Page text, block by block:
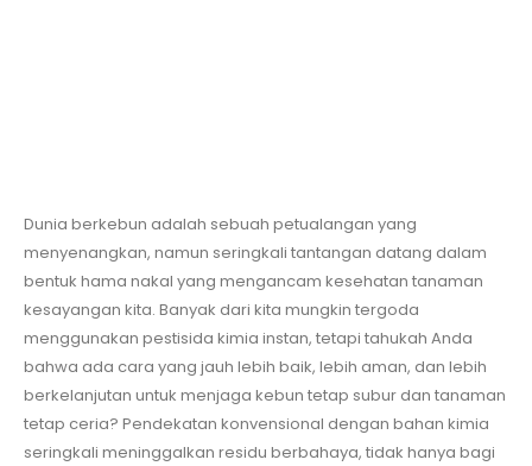
Dunia berkebun adalah sebuah petualangan yang
menyenangkan, namun seringkali tantangan datang dalam
bentuk hama nakal yang mengancam kesehatan tanaman
kesayangan kita. Banyak dari kita mungkin tergoda
menggunakan pestisida kimia instan, tetapi tahukah Anda
bahwa ada cara yang jauh lebih baik, lebih aman, dan lebih
berkelanjutan untuk menjaga kebun tetap subur dan tanaman
tetap ceria? Pendekatan konvensional dengan bahan kimia
seringkali meninggalkan residu berbahaya, tidak hanya bagi